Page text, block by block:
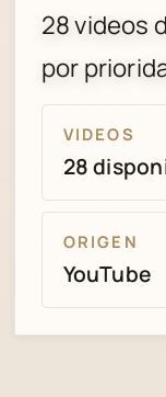
28 videos
por
VIDEOS
28
ORIGEN
YouTube